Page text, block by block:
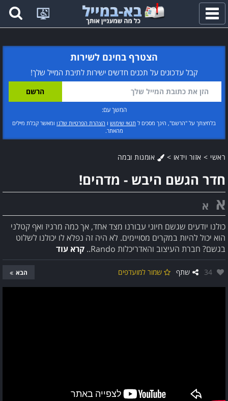
פתח
תפריט
הצטרף בחינם לשירות
קבל עדכונים על תכנים חדשים ישירות לתיבת המייל שלך!
המשך עם:
בלחיצתך על "הרשם", הינך מסכים ל תנאי שימוש ו הצהרת הפרטיות שלנו ומאשר קבלת מיילים
מהאתר.
ראשי > אזור וידאו > אומנות ובמה
חדר הגשם היבש - מדהים!
א א
כולנו יודעים שגשם חיוני עבורנו מצד אחד, אך כמה מרגיז ואף קטלני
הוא יכול להיות במקרים מסויימים. לא היה זה נפלא לו יכולנו לשלוט
בגשם? חברת העיצוב והאדריכלות Rando..
קרא עוד
אהבו:
34 שתף שמור למועדפים הבא